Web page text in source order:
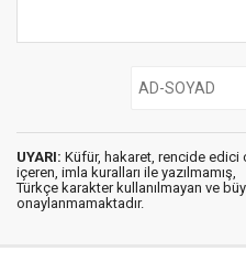
UYARI: Küfür, hakaret, rencide edici
içeren, imla kuralları ile yazılmamış,
Türkçe karakter kullanılmayan ve
onaylanmamaktadır.